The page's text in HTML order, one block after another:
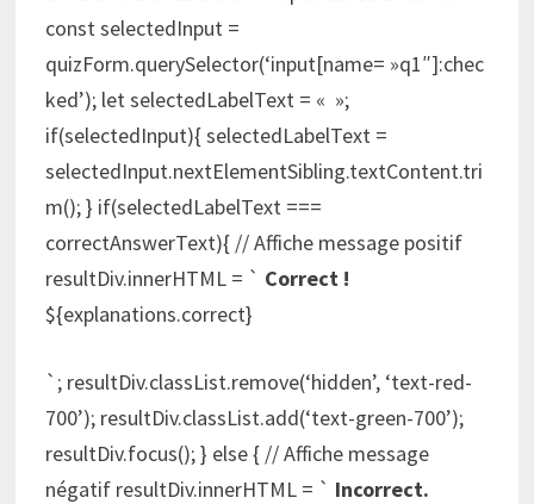
const selectedInput =
quizForm.querySelector(‘input[name= »q1″]:chec
ked’); let selectedLabelText = « »;
if(selectedInput){ selectedLabelText =
selectedInput.nextElementSibling.textContent.tri
m(); } if(selectedLabelText ===
correctAnswerText){ // Affiche message positif
resultDiv.innerHTML = ` Correct !
${explanations.correct}
`; resultDiv.classList.remove(‘hidden’, ‘text-red-
700’); resultDiv.classList.add(‘text-green-700’);
resultDiv.focus(); } else { // Affiche message
négatif resultDiv.innerHTML = ` Incorrect.